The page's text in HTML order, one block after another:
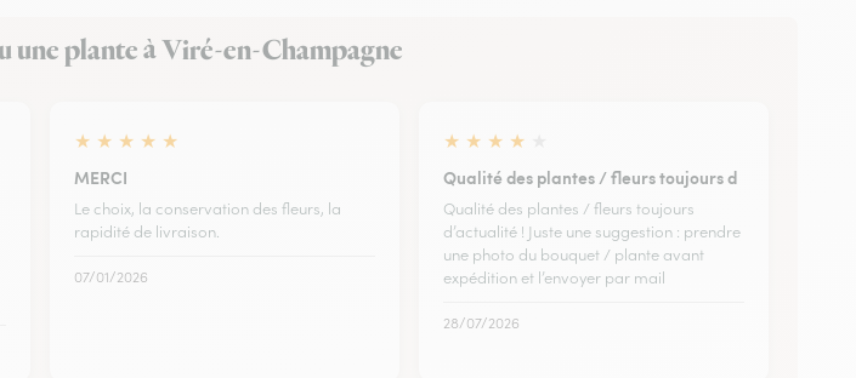
une plante à Viré-en-Champagne
★ ★ ★ ★ ★
MERCI
Le choix, la conservation des fleurs, la
rapidité de livraison.
07/01/2026
★ ★ ★ ★
Qualité des plantes / fleurs toujours d
Qualité des plantes / fleurs toujours
d’actualité ! Juste une suggestion : prendre
une photo du bouquet / plante avant
expédition et l’envoyer par mail
28/07/2026